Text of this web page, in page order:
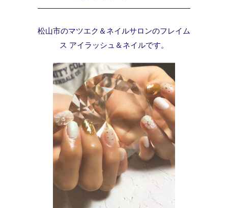
松山市のマツエク＆ネイルサロンのフレイム
ス アイラッシュ＆ネイルです。